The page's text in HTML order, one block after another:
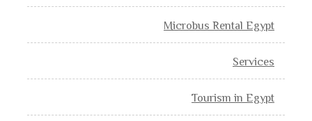
Microbus Rental Egypt
Services
Tourism in Egypt